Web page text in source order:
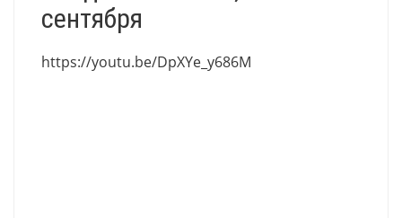
сентября
https://youtu.be/DpXYe_y686M